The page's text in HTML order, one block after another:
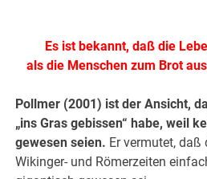
Es ist bekannt, daß die
als die Menschen zum Brot
Pollmer (2001) ist der Ansicht,
„ins Gras gebissen“ habe, weil
gewesen seien. Er vermutet,
Wikinger- und Römerzeiten